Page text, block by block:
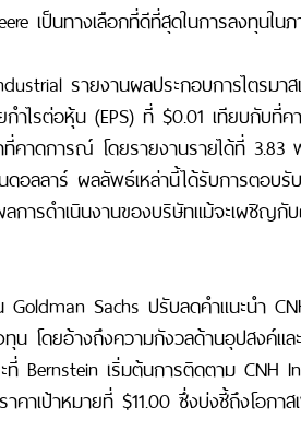
เป็นทางเลือกที่ดีที่สุดในการลงทุนใน
รายงานผลประกอบการไตรมา
าไรต่อหุ้น (EPS) ที่ $0.01 เทียบกับที่
ที่คาดการณ์ โดยรายงานรายได้ที่
ดอลลาร์ ผลลัพธ์เหล่านี้ได้รับการตอบ
การดําเนินงานของบริษัทแม้จะเผชิญกั
Sachs ปรับลดคําแนะนํา
น โดยอ้างถึงความกังวลด้านอุปสงค์แล
Bernstein เริ่มต้นการติดตาม CNH
คาเป้าหมายที่ $11.00 ซึ่งบ่งชี้ถึงโอกา